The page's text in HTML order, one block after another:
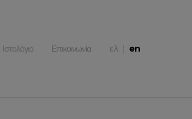
Ιστολόγιο Επικοινωνία ελ | en